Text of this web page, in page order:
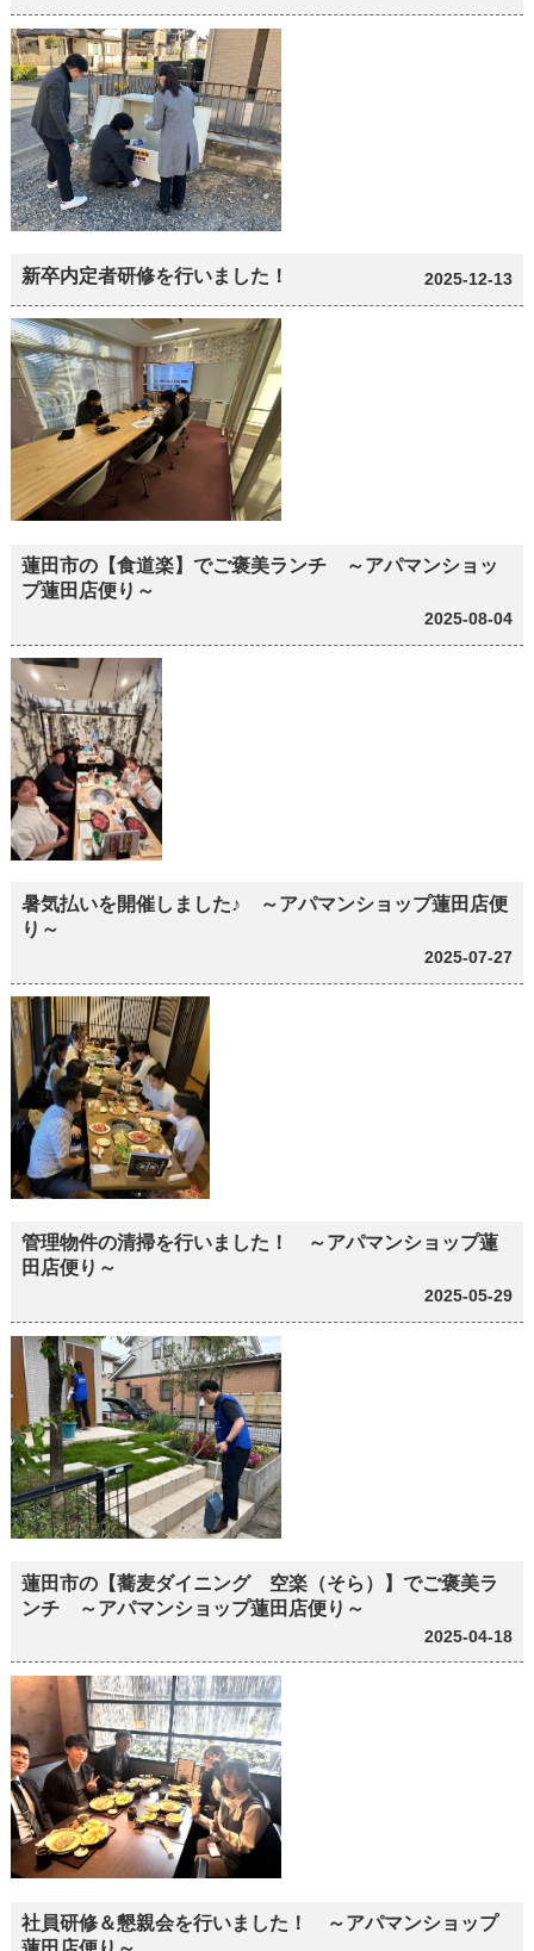
新卒内定者研修を行いました！ 2025-12-13
蓮田市の【食道楽】でご褒美ランチ ～アパマンショッ
プ蓮田店便り～
2025-08-04
暑気払いを開催しました♪ ～アパマンショップ蓮田店便
り～
2025-07-27
管理物件の清掃を行いました！ ～アパマンショップ蓮
田店便り～
2025-05-29
蓮田市の【蕎麦ダイニング 空楽（そら）】でご褒美ラ
ンチ ～アパマンショップ蓮田店便り～
2025-04-18
社員研修＆懇親会を行いました！ ～アパマンショップ